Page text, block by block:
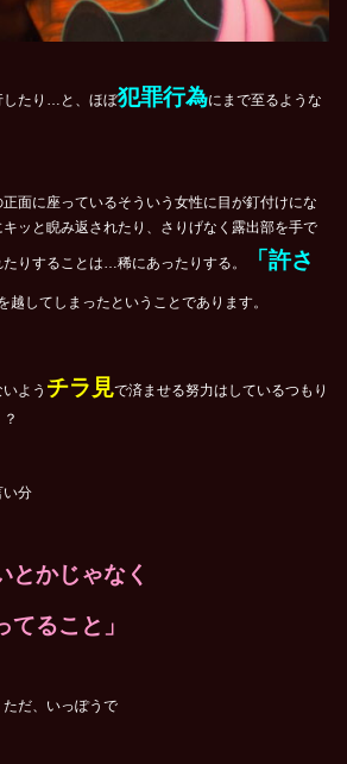
したり…と、ほぼ犯罪行為にまで至るような
面に座っているそういう女性に目が釘付けにな
ッと睨み返されたり、さりげなく露出部を手で
りすることは…稀にあったりする。
「許さ
越してしまったということであります。
よう チラ見で済ませる努力はしているつもり
い分
とかじゃなく
てること」
だ、いっぽうで